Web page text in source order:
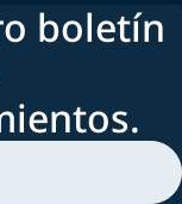
boletín